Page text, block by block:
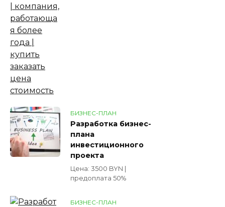
БИЗНЕС-ПЛАН
Разработка бизнес-
плана
инвестиционного
проекта
Цена: 3500 BYN |
предоплата 50%
БИЗНЕС-ПЛАН